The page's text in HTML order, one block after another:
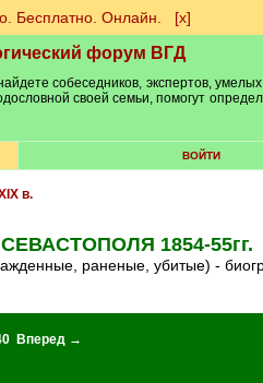
Бесплатно. Онлайн. [х]
форум ВГД
собеседников, экспертов,
своей семьи, помогут
ВОЙТИ
в.
СЕВАСТОПОЛЯ 1854-55гг.
раненые, убитые) -
Вперед →